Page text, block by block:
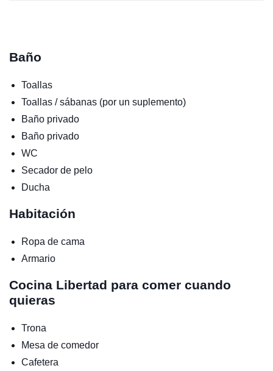
Baño
Toallas
Toallas / sábanas (por un suplemento)
Baño privado
Baño privado
WC
Secador de pelo
Ducha
Habitación
Ropa de cama
Armario
Cocina Libertad para comer cuando
quieras
Trona
Mesa de comedor
Cafetera